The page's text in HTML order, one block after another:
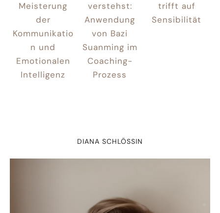
Meisterung
der
Kommunikatio
n und
Emotionalen
Intelligenz
verstehst:
Anwendung
von Bazi
Suanming im
Coaching-
Prozess
trifft auf
Sensibilität
DIANA SCHLÖSSIN